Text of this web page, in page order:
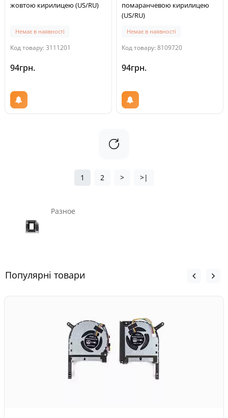
жовтою кирилицею (US/RU)
Немає в наявності
Код товару: 3111201
94грн.
помаранчевою кирилицею
(US/RU)
Немає в наявності
Код товару: 8109720
94грн.
1 2 > >|
Разное
Популярні товари